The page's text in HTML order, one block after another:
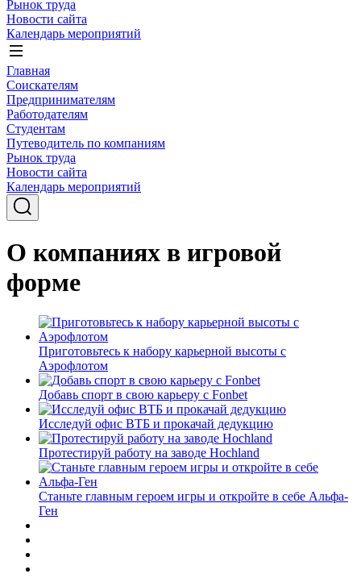
Рынок труда
Новости сайта
Календарь мероприятий
Главная
Соискателям
Предпринимателям
Работодателям
Студентам
Путеводитель по компаниям
Рынок труда
Новости сайта
Календарь мероприятий
О компаниях в игровой
форме
Приготовьтесь к набору карьерной высоты с
Аэрофлотом
Добавь спорт в свою карьеру с Fonbet
Исследуй офис ВТБ и прокачай дедукцию
Протестируй работу на заводе Hochland
Станьте главным героем игры и откройте в себе Альфа-
Ген